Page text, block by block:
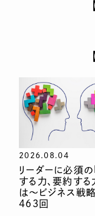
2026.08.04
リーダーに必須の
する力、要約する
は〜ビジネス戦
463回